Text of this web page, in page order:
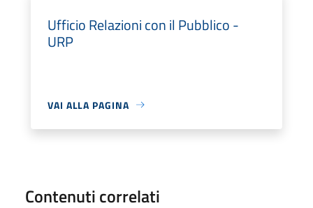
Ufficio Relazioni con il Pubblico -
URP
VAI ALLA PAGINA
Contenuti correlati